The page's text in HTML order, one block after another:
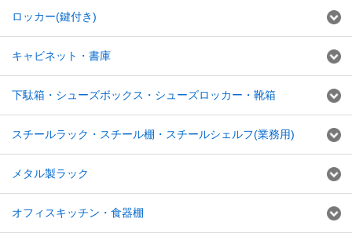
ロッカー(鍵付き)
キャビネット・書庫
下駄箱・シューズボックス・シューズロッカー・靴箱
スチールラック・スチール棚・スチールシェルフ(業務用)
メタル製ラック
オフィスキッチン・食器棚